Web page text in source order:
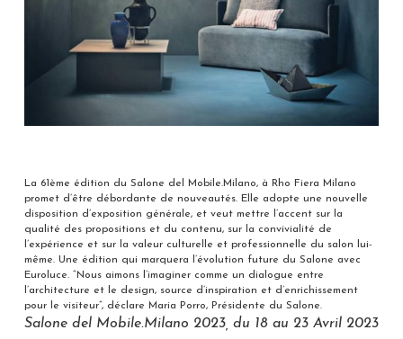
La 61ème édition du Salone del Mobile.Milano, à Rho Fiera Milano
promet d’être débordante de nouveautés. Elle adopte une nouvelle
disposition d’exposition générale, et veut mettre l’accent sur la
qualité des propositions et du contenu, sur la convivialité de
l’expérience et sur la valeur culturelle et professionnelle du salon lui-
même. Une édition qui marquera l’évolution future du Salone avec
Euroluce. “Nous aimons l’imaginer comme un dialogue entre
l’architecture et le design, source d’inspiration et d’enrichissement
pour le visiteur”, déclare Maria Porro, Présidente du Salone.
Salone del Mobile.Milano 2023, du 18 au 23 Avril 2023